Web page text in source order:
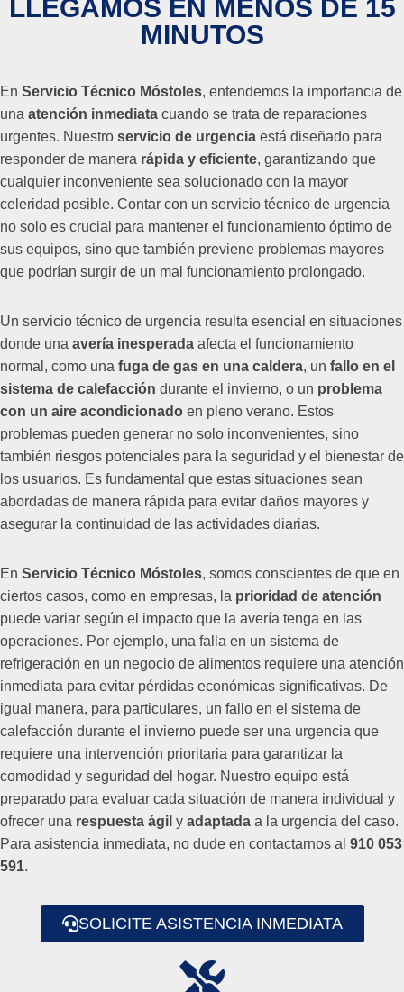
LLEGAMOS EN MENOS DE 15
MINUTOS
En Servicio Técnico Móstoles, entendemos la importancia de
una atención inmediata cuando se trata de reparaciones
urgentes. Nuestro servicio de urgencia está diseñado para
responder de manera rápida y eficiente, garantizando que
cualquier inconveniente sea solucionado con la mayor
celeridad posible. Contar con un servicio técnico de urgencia
no solo es crucial para mantener el funcionamiento óptimo de
sus equipos, sino que también previene problemas mayores
que podrían surgir de un mal funcionamiento prolongado.
Un servicio técnico de urgencia resulta esencial en situaciones
donde una avería inesperada afecta el funcionamiento
normal, como una fuga de gas en una caldera, un fallo en el
sistema de calefacción durante el invierno, o un problema
con un aire acondicionado en pleno verano. Estos
problemas pueden generar no solo inconvenientes, sino
también riesgos potenciales para la seguridad y el bienestar de
los usuarios. Es fundamental que estas situaciones sean
abordadas de manera rápida para evitar daños mayores y
asegurar la continuidad de las actividades diarias.
En Servicio Técnico Móstoles, somos conscientes de que en
ciertos casos, como en empresas, la prioridad de atención
puede variar según el impacto que la avería tenga en las
operaciones. Por ejemplo, una falla en un sistema de
refrigeración en un negocio de alimentos requiere una atención
inmediata para evitar pérdidas económicas significativas. De
igual manera, para particulares, un fallo en el sistema de
calefacción durante el invierno puede ser una urgencia que
requiere una intervención prioritaria para garantizar la
comodidad y seguridad del hogar. Nuestro equipo está
preparado para evaluar cada situación de manera individual y
ofrecer una respuesta ágil y adaptada a la urgencia del caso.
Para asistencia inmediata, no dude en contactarnos al 910 053
591.
SOLICITE ASISTENCIA INMEDIATA